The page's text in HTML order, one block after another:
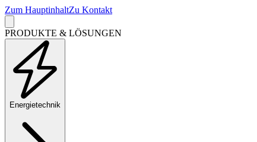
Zum HauptinhaltZu Kontakt
PRODUKTE & LÖSUNGEN
Energietechnik